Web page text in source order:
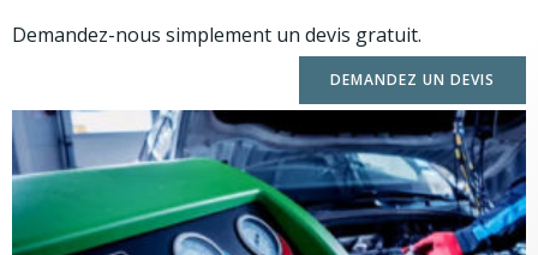
Demandez-nous simplement un devis gratuit.
DEMANDEZ UN DEVIS